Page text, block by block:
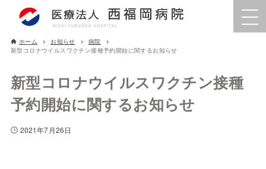
ホーム お知らせ
病院
新型コロナウイルスワクチン接種予約開始に関するお知らせ
新型コロナウイルスワクチン接種
予約開始に関するお知らせ
2021年7月26日